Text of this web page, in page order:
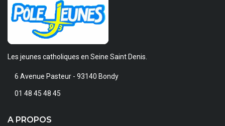
Les jeunes catholiques en Seine Saint Denis.
6 Avenue Pasteur - 93140 Bondy
01 48 45 48 45
A PROPOS